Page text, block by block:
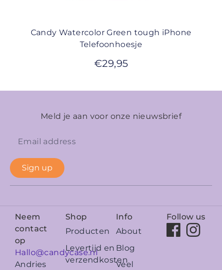
Candy Watercolor Green tough iPhone
Telefoonhoesje
€29,95
Meld je aan voor onze nieuwsbrief
Sign up
Neem
contact
op
Hallo@candycase.nl
Andries
Shop
Producten
Levertijd en
verzendkosten
Info
About
Blog
Veel
Follow us